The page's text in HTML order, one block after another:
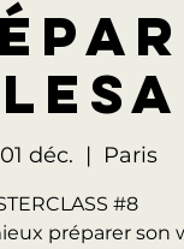
déc.
  |
Paris
#8
préparer son